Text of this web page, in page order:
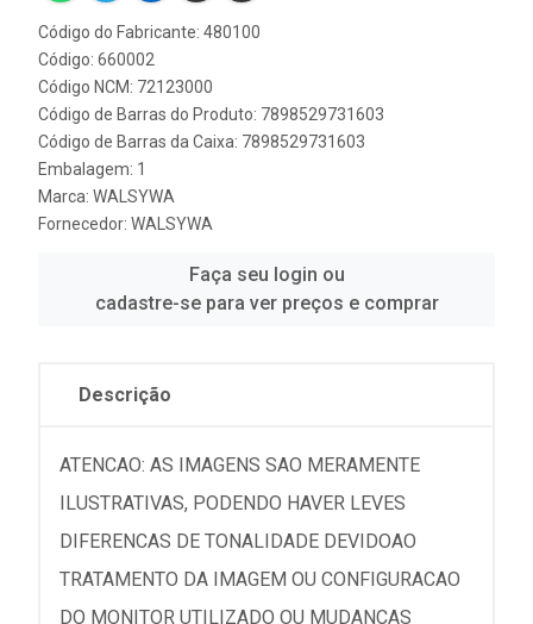
Código do Fabricante: 480100
Código: 660002
Código NCM: 72123000
Código de Barras do Produto: 7898529731603
Código de Barras da Caixa: 7898529731603
Embalagem: 1
Marca: WALSYWA
Fornecedor: WALSYWA
Faça seu login ou
cadastre-se para ver preços e comprar
Descrição
ATENCAO: AS IMAGENS SAO MERAMENTE
ILUSTRATIVAS, PODENDO HAVER LEVES
DIFERENCAS DE TONALIDADE DEVIDOAO
TRATAMENTO DA IMAGEM OU CONFIGURACAO
DO MONITOR UTILIZADO OU MUDANCAS